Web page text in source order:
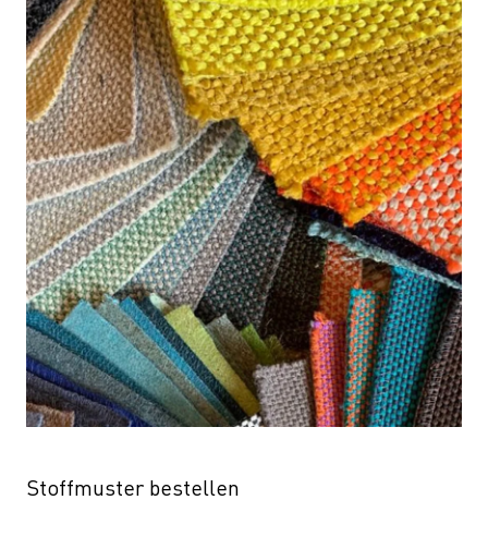
Stoffmuster bestellen